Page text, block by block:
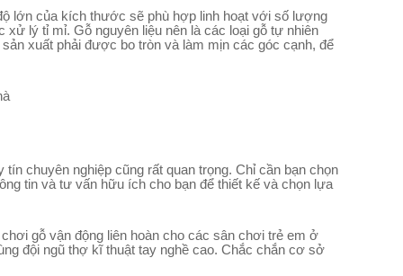
lớn của kích thước sẽ phù hợp linh hoạt với số lượng
lý tỉ mỉ. Gỗ nguyên liệu nên là các loại gỗ tự nhiên
xuất phải được bo tròn và làm mịn các góc cạnh, để
chuyên nghiệp cũng rất quan trọng. Chỉ cần bạn chọn
tin và tư vấn hữu ích cho bạn để thiết kế và chọn lựa
gỗ vận động liên hoàn cho các sân chơi trẻ em ở
đội ngũ thợ kĩ thuật tay nghề cao. Chắc chắn cơ sở